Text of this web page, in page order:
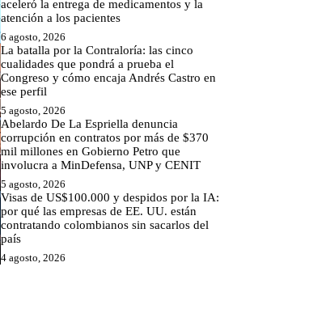
aceleró la entrega de medicamentos y la
atención a los pacientes
6 agosto, 2026
La batalla por la Contraloría: las cinco
cualidades que pondrá a prueba el
Congreso y cómo encaja Andrés Castro en
ese perfil
5 agosto, 2026
Abelardo De La Espriella denuncia
corrupción en contratos por más de $370
mil millones en Gobierno Petro que
involucra a MinDefensa, UNP y CENIT
5 agosto, 2026
Visas de US$100.000 y despidos por la IA:
por qué las empresas de EE. UU. están
contratando colombianos sin sacarlos del
país
4 agosto, 2026